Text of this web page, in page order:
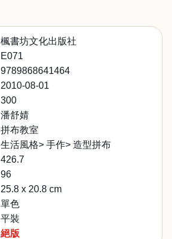
楓書坊文化出版社
E071
9789868641464
2010-08-01
300
潘舒婧
拼布教室
生活風格> 手作> 造型拼布
426.7
96
25.8 x 20.8 cm
單色
平裝
絕版